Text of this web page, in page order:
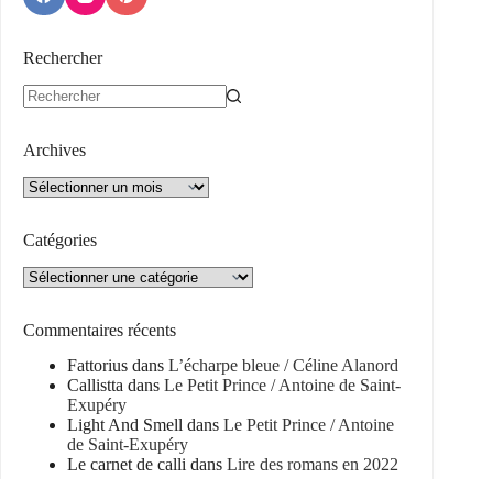
Rechercher
Archives
Archives
Catégories
Catégories
Commentaires récents
Fattorius dans L’écharpe bleue / Céline Alanord
Callistta dans Le Petit Prince / Antoine de Saint-
Exupéry
Light And Smell dans Le Petit Prince / Antoine
de Saint-Exupéry
Le carnet de calli dans Lire des romans en 2022